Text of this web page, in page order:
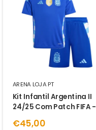
ARENA LOJA PT
Kit Infantil Argentina II
24/25 Com Patch FIFA -
€45,00